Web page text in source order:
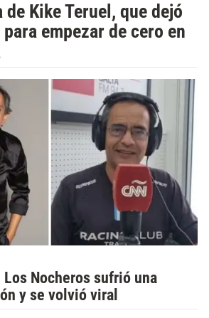
de Kike Teruel, que dejó
empezar de cero en
Nocheros sufrió una
y se volvió viral